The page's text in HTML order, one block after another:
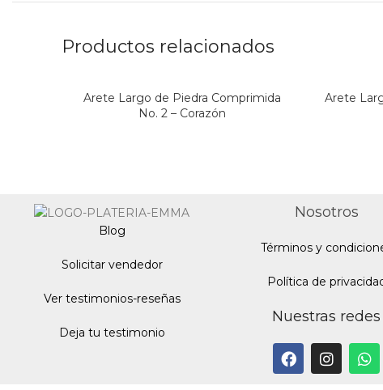
Productos relacionados
Arete Largo de Piedra Comprimida
No. 2 – Corazón
Arete
Blog
Solicitar vendedor
Ver testimonios-reseñas
Deja tu testimonio
Nosotros
Términos y
Política de
Nuestras redes